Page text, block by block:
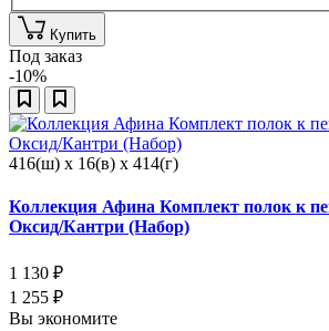
Купить
Под заказ
-10%
416(ш) x 16(в) x 414(г)
Коллекция Афина Комплект полок к
Оксид/Кантри (Набор)
1 130 ₽
1 255 ₽
Вы экономите